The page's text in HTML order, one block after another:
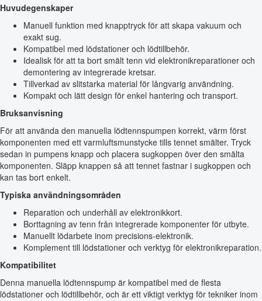
Huvudegenskaper
Manuell funktion med knapptryck för att skapa vakuum och
exakt sug.
Kompatibel med lödstationer och lödtillbehör.
Idealisk för att ta bort smält tenn vid elektronikreparationer och
demontering av integrerade kretsar.
Tillverkad av slitstarka material för långvarig användning.
Kompakt och lätt design för enkel hantering och transport.
Bruksanvisning
För att använda den manuella lödtennspumpen korrekt, värm först
komponenten med ett varmluftsmunstycke tills tennet smälter. Tryck
sedan in pumpens knapp och placera sugkoppen över den smälta
komponenten. Släpp knappen så att tennet fastnar i sugkoppen och
kan tas bort enkelt.
Typiska användningsområden
Reparation och underhåll av elektronikkort.
Borttagning av tenn från integrerade komponenter för utbyte.
Manuellt lödarbete inom precisions-elektronik.
Komplement till lödstationer och verktyg för elektronikreparation.
Kompatibilitet
Denna manuella lödtennspump är kompatibel med de flesta
lödstationer och lödtillbehör, och är ett viktigt verktyg för tekniker inom